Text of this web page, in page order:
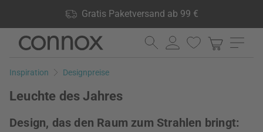
Gratis Paketversand ab 99 €
lagernd, 60 Tage Rückgaberecht
Direkt
Seiteninhalt
Direkt
Suchfeld
Inspiration Designpreise
Leuchte des Jahres
Design, das den Raum zum Strahlen bringt: